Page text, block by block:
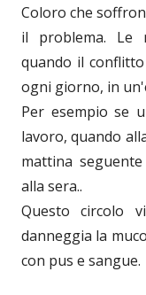
Coloro che
il problema. Le
quando il
ogni giorno, in
Per esempio se
lavoro, quando
mattina
alla sera..
Questo circolo
danneggia la
con pus e sangue.